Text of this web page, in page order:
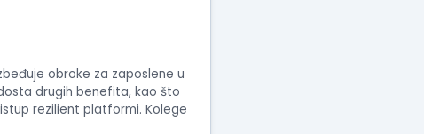
obroke za zaposlene u
drugih benefita, kao što
rezilient platformi. Kolege